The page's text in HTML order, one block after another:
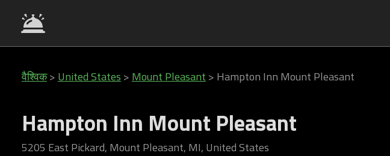
वैश्विक> United States > Mount Pleasant > Hampton Inn Mount Pleasant
Hampton Inn Mount Pleasant
5205 East Pickard, Mount Pleasant, MI, United States